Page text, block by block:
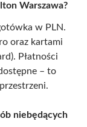
Warszawa?
w PLN.
oraz kartami
Płatności
– to
niebędących